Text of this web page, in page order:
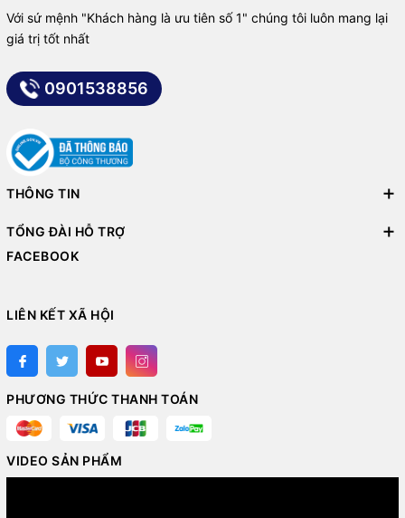
Với sứ mệnh "Khách hàng là ưu tiên số 1" chúng tôi luôn mang lại
giá trị tốt nhất
0901538856
THÔNG TIN
TỔNG ĐÀI HỖ TRỢ
FACEBOOK
LIÊN KẾT XÃ HỘI
PHƯƠNG THỨC THANH TOÁN
VIDEO SẢN PHẨM